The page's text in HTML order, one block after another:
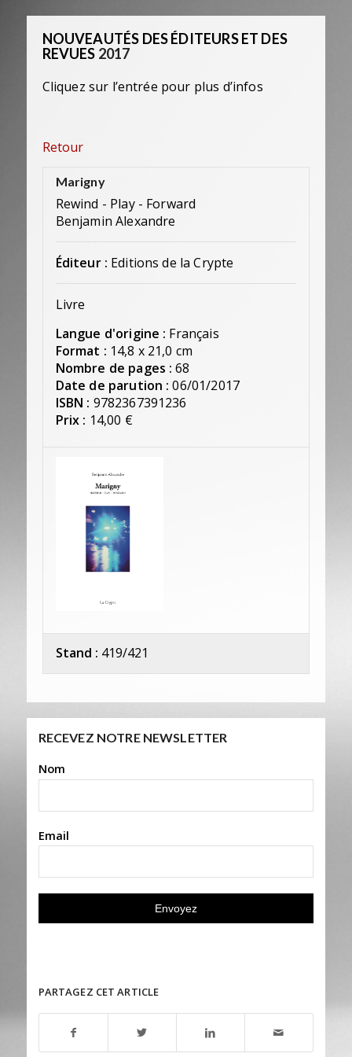
NOUVEAUTÉS DES ÉDITEURS ET DES
REVUES 2017
Cliquez sur l’entrée pour plus d’infos
Retour
Marigny
Rewind - Play - Forward
Benjamin Alexandre
Éditeur : Editions de la Crypte
Livre
Langue d'origine : Français
Format : 14,8 x 21,0 cm
Nombre de pages : 68
Date de parution : 06/01/2017
ISBN : 9782367391236
Prix : 14,00 €
Stand : 419/421
RECEVEZ NOTRE NEWSLETTER
Nom
Email
PARTAGEZ CET ARTICLE